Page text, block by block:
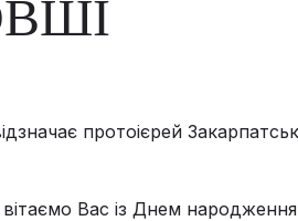
протоієрей
Вас із Днем